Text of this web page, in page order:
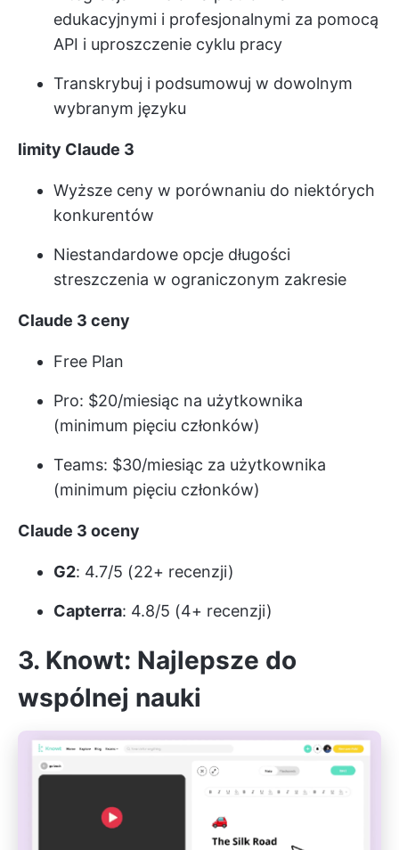
edukacyjnymi i profesjonalnymi za pomocą
API i uproszczenie cyklu pracy
Transkrybuj i podsumowuj w dowolnym
wybranym języku
limity Claude 3
Wyższe ceny w porównaniu do niektórych
konkurentów
Niestandardowe opcje długości
streszczenia w ograniczonym zakresie
Claude 3 ceny
Free Plan
Pro: $20/miesiąc na użytkownika
(minimum pięciu członków)
Teams: $30/miesiąc za użytkownika
(minimum pięciu członków)
Claude 3 oceny
G2: 4.7/5 (22+ recenzji)
Capterra: 4.8/5 (4+ recenzji)
3. Knowt: Najlepsze do
wspólnej nauki